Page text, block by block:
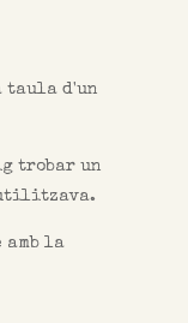
taula d'un
trobar un
la